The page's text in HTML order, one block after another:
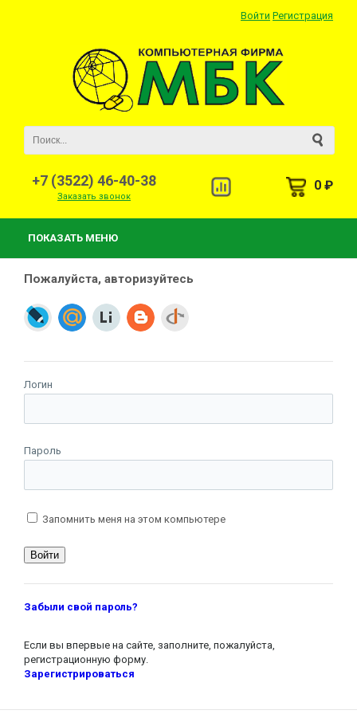
Войти Регистрация
+7 (3522) 46-40-38
Заказать звонок
0 ₽
ПОКАЗАТЬ МЕНЮ
Пожалуйста, авторизуйтесь
Логин
Пароль
Запомнить меня на этом компьютере
Забыли свой пароль?
Если вы впервые на сайте, заполните, пожалуйста,
регистрационную форму.
Зарегистрироваться